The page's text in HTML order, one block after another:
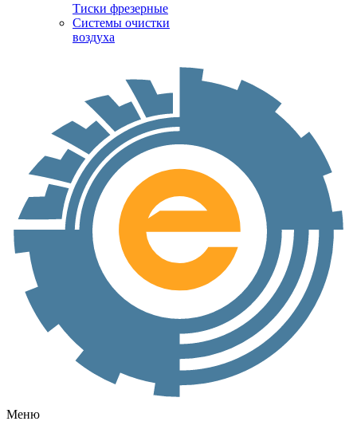
Тиски фрезерные
Системы очистки
воздуха
Меню